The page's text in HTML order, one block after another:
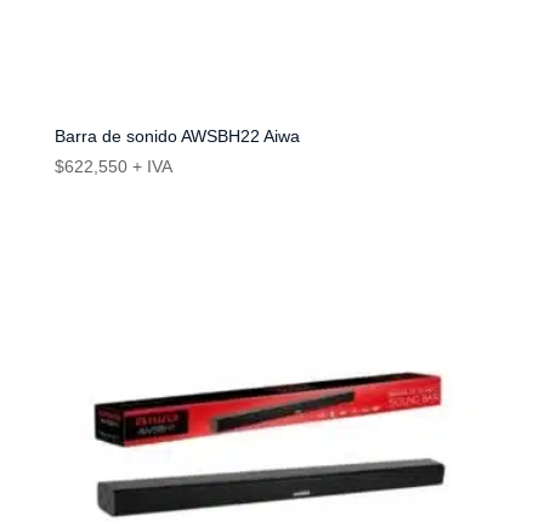
Barra de sonido AWSBH22 Aiwa
$622,550 + IVA